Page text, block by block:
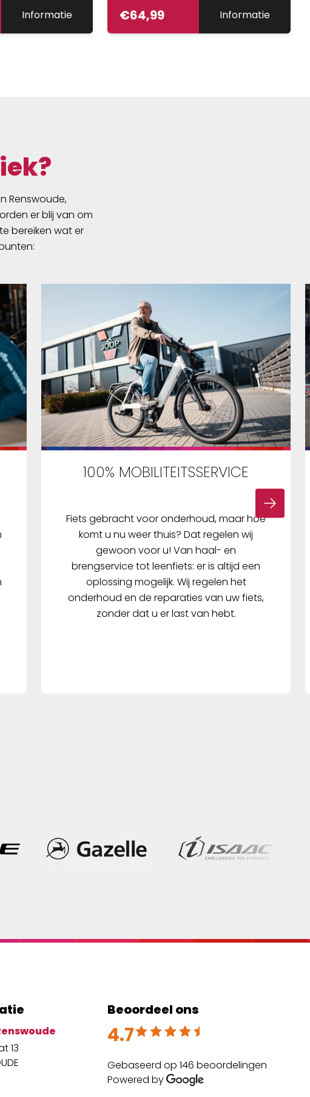
wat de tas als
aanzien. Deze
de
optimaal
brengt het
extra
en
fietstas.
Informatie €64,99 Informatie
Renswoude,
er blij van om
bereiken wat er
100% MOBILITEITSSERVICE
Fiets gebracht voor onderhoud, maar hoe
komt u nu weer thuis? Dat regelen wij
gewoon voor u! Van haal- en
brengservice tot leenfiets: er is altijd een
oplossing mogelijk. Wij regelen het
onderhoud en de reparaties van uw fiets,
zonder dat u er last van hebt.
13
Beoordeel ons
4.7
Beoordeeld met 4.7 uit 5
Gebaseerd op 146 beoordelingen
Powered by